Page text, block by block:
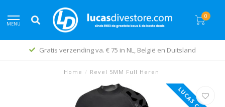
MENU
0
Gratis verzending va. € 75 in NL, België en Duitsland
Home / Revel 5MM Full Heren